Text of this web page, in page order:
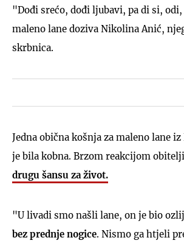
"Dođi srećo, dođi ljubavi, pa di si,
maleno lane doziva Nikolina Anić,
skrbnica.
Jedna obična košnja za maleno lane
je bila kobna. Brzom reakcijom
drugu šansu za život.
"U livadi smo našli lane, on je bio
bez prednje nogice. Nismo ga htjeli